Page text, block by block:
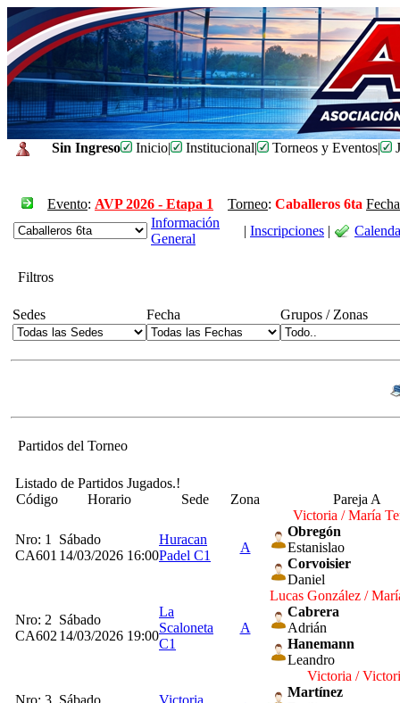
Sin Ingreso Inicio| Institucional| Torneos y Eventos|
Evento: AVP 2026 - Etapa 1 Torneo: Caballeros 6ta
Información
General
| Inscripciones |
Filtros
Sedes Fecha Grupos / Zonas
Partidos del Torneo
Listado de Partidos Jugados.!
Código
Horario Sede Zona Pareja A
Nro: 1
CA601
Sábado
14/03/2026 16:00
Huracan
Padel C1
A
Victoria / María
Obregón
Estanislao
Corvoisier
Daniel
Nro: 2
CA602
Sábado
14/03/2026 19:00
La
Scaloneta
C1
A
Lucas González /
Cabrera
Adrián
Hanemann
Leandro
Nro: 3 Sábado
Victoria
Victoria /
Martínez